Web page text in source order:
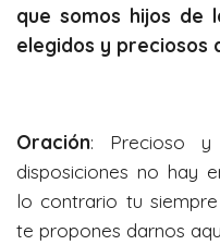
que somos hijos de
elegidos y preciosos
Oración: Precioso
disposiciones no hay
lo contrario tu
te propones darnos